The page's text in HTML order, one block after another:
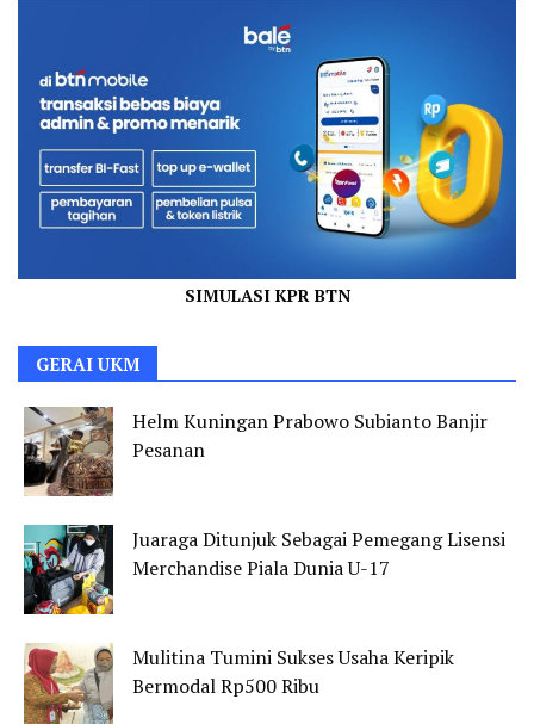
SIMULASI KPR BTN
GERAI UKM
Helm Kuningan Prabowo Subianto Banjir
Pesanan
Juaraga Ditunjuk Sebagai Pemegang Lisensi
Merchandise Piala Dunia U-17
Mulitina Tumini Sukses Usaha Keripik
Bermodal Rp500 Ribu